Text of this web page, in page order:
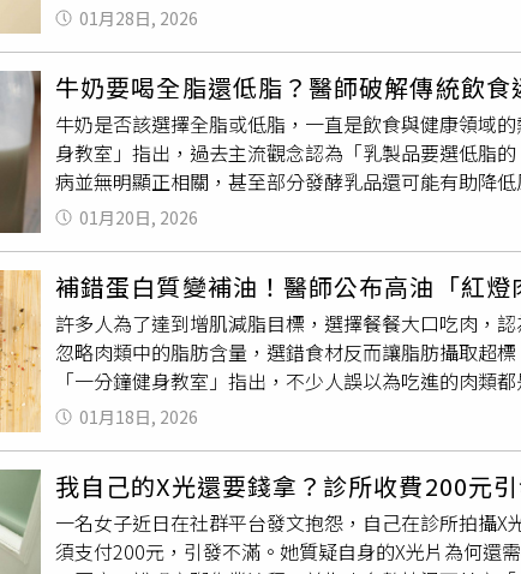
壺裡的風暴」。知情人士透露，劉宏輝是前校長江漢
有知識分子的傲骨和堅持，在無形中得罪不少人，而
簡單到幾乎馬虎的卸任典禮後便被拔除職位，HAL計
次赴日是由交流團隊先行支付機票和住宿等費用，返
「極力抹除」，輔大學術副校長王英州藉口要團隊爭
王英州也因而不願撥款，等同要交流人員「自己吞」
筆錢對高層來說或許只是個數字，卻是基層人員辛辛
進一步，卻在學術權力的傾軋中，只留下讓基層員工
務出差及經費核銷作業，均須嚴格遵守政府法規及校
核定通過」且「支出於計畫執行期間內之基礎上，而
8月1日，研發處曾於同年9月18日函請於9月26日前繳
稿文件。輔大回應，校方一向重視並鼓勵國際學術交
之差旅費用，校方行政單位均須嚴格遵守政府法規及
在「專案已核定通過」且「支出於計畫執行期間」之
2025年8月1日，然相關行程發生於7月28日至8月1日
並完備學審會程序，惟至同年9月26日截止日前都未
政單位依法實無從撥付補助款。輔大強調，藍易振自
全球校友之連結。校長之各項出訪行程，均因拓展學
月排定，絕非臨時起意或迴避之舉。面對高教少子化
約，係為校務永續發展之承擔。將既定公務行程曲解
否下降。接著解釋「小腿圍量測法」，長輩坐椅子、
34公分、女性低於33公分，表示肌肉量可能不足，
心臟」，其肌肉量能反映下肢整體力量，簡單測量就
飲食雙管齊下陳佑昀治療師提醒，運動是延緩肌少症
視為核心模式，建議長輩每週進行二至三次、每次約
體重進行下肢抬腿、坐姿伸展、手臂推拉等動作。除
食慾下降或牙口問題，攝取不足，導致肌肉合成力下
算，每公斤約1.2克，並盡量分布於三餐以提升利用效
（MCT）如椰子油則能提供穩定能量，對食量偏少或
長輩培養良好生活習慣臺中榮總灣橋分院院長陳正榮
調整與規律運動，多數症狀可有效改善或預防。灣橋
認識身體變化、積極預防，鼓勵若家中長輩出現易累
骨鬆和肌少症都要防！20歲到60歲策略大不同 檢查
建議從日常飲食、運動調整https://
「如獲新肩」，得到無痛人生。徐子恆的改良授動術
主治醫師，且是衛生
年，學生時代便受到恩師引領，投身實證醫學領域，
「臨床」與「研究」並進。「我認為台灣對五十肩的
五十肩正確名稱為「沾黏性關節囊炎」，其成因多元
醫院受限於儀器設備而誤診，將肌腱炎等症狀都統一
時期，如今坊間仍有多種迷思患者可能在症狀初期時
能如願，末期時走投無路，只能找整骨或拜拜，卻始
業醫生，被「正確」判斷為五十肩，傳統治療方式以
鏡在直視下切開沾黏的關節囊，但患者一方面效果有
在臨床現場目睹種種病人苦楚，因而決定專攻五十肩
證據等級中的最高層級，更從眾多案例中得出醫治關
恆說，改良式授動術以極小針孔操作取代傳統大傷口
確保療程安全。接著根據超音波下沾黏的位置，進行
粘連的組織撐開。該療程最特別的是，醫生會根據沾
較過往僅剩十分之一，且「自己不會拉傷自己」，患
疾便在這來回拉扯間迎刃而解，患者返家後再遵循醫
以上功能，而最終恢復到95%-100%的情況。改良式
者在車禍後沒有妥善醫治，導致關節沾黏而衍生五十
棄，在其丈夫的介紹下來到診所，沒想到在治療後能
01月28日, 2026
牛奶要喝全脂還低脂？醫師破解傳統飲食
牛奶是否該選擇全脂或低脂，一直是飲食與健康領域的
身教室」指出，過去主流觀念認為「乳製品要選低脂
病並無明顯正相關，甚至部分發酵乳品還可能有助降
「飽和脂肪提高膽固醇，進而增加心臟病風險」的假
究大多著重於短期代謝指標（如血脂變化），而非實
險」呈現關聯。此外，近期的隨機對照試驗也發現，
差異微小，甚至無差別。王思恒表示「我個人是喝全
益生菌、乳脂球膜與極性脂質等成分，這些會共同影
益。內分泌暨新陳代謝科醫師蔡明劼也指出，美國最
脂，轉向接受並強調全脂乳品的營養價值。蔡明劼強
01月20日, 2026
補錯蛋白質變補油！醫師公布高油「紅
許多人為了達到增肌減脂目標，選擇餐餐大口吃肉，
忽略肉類中的脂肪含量，選錯食材反而讓脂肪攝取超
「一分鐘健身教室」指出，不少人誤以為吃進的肉類
牛小排的脂肪佔比高達80%，蛋白質卻不足20%：「
恒將常見食物依脂肪比例分為紅燈、黃燈與綠燈三類
（70%）黃燈區為脂肪與蛋白質比重相當，需控制
全蛋（62%）綠燈區則為低脂高蛋白選擇，適合日
（20%）‧鯛魚片（10%）‧無糖豆漿（30%）此外
01月18日, 2026
我自己的X光還要錢拿？診所收費200元
一名女子近日在社群平台發文抱怨，自己在診所拍攝X
須支付200元，引發不滿。她質疑自身的X光片為何還